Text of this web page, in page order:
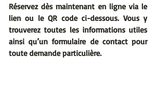
Réservez dès maintenant en ligne via le
lien ou le QR code ci-dessous. Vous y
trouverez toutes les informations utiles
ainsi qu’un formulaire de contact pour
toute demande particulière.